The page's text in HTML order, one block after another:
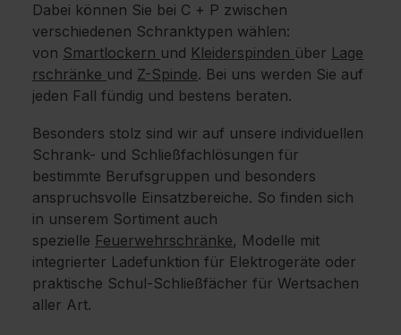
Dabei können Sie bei C + P zwischen
verschiedenen Schranktypen wählen:
von Smartlockern und Kleiderspinden über Lage
rschränke und Z-Spinde. Bei uns werden Sie auf
jeden Fall fündig und bestens beraten.
Besonders stolz sind wir auf unsere individuellen
Schrank- und Schließfachlösungen für
bestimmte Berufsgruppen und besonders
anspruchsvolle Einsatzbereiche. So finden sich
in unserem Sortiment auch
spezielle Feuerwehrschränke, Modelle mit
integrierter Ladefunktion für Elektrogeräte oder
praktische Schul-Schließfächer für Wertsachen
aller Art.